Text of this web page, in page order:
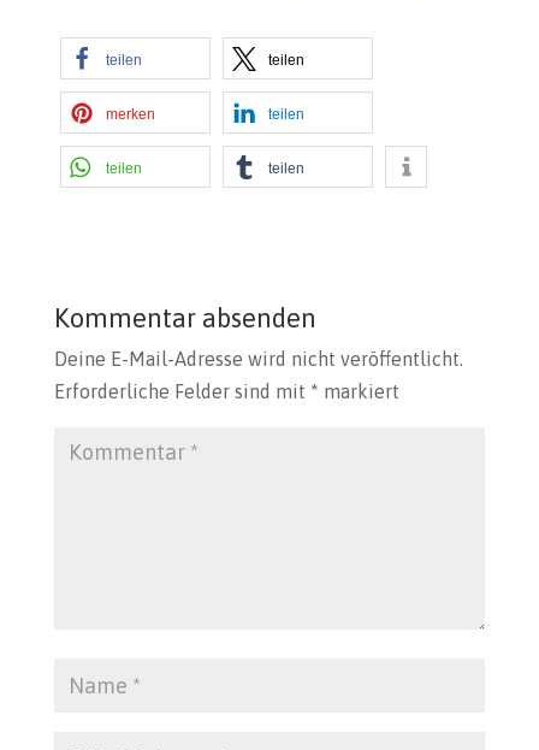
teilen teilen
merken teilen
teilen teilen
Kommentar absenden
Deine E-Mail-Adresse wird nicht veröffentlicht.
Erforderliche Felder sind mit * markiert